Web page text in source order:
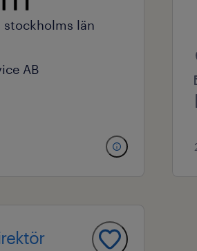
stockholms län
AB